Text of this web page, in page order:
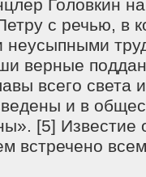
Головкин
с речью, в
верные
всего света
и в
[5]
встречено